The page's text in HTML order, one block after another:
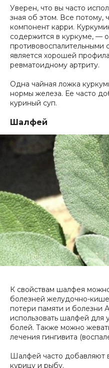
Уверен, что вы часто
зная об этом. Все потому,
компонент карри.
содержится в куркуме, —
противовоспалительными
является хорошей
ревматоидному артриту.
Одна чайная ложка
нормы железа. Ее часто
куриный суп.
Шалфей
К свойствам шалфея
болезней желудочно-
потери памяти и болезни
использовать шалфей для
болей. Также можно
лечения гингивита
Шалфей часто добавляют
курицу и рыбу.